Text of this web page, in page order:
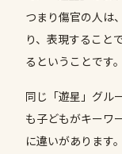
つまり傷官の人は
り、表現すること
るということです。
同じ「遊星」グル
も子どもがキーワ
に違いがあります